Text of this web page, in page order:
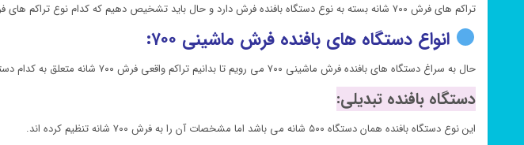
تراکم های فرش ۷۰۰ شانه بسته به نوع دستگاه بافنده فرش دارد و حال باید تشخیص دهیم که کدام نوع تراکم های فرش ماشینی ۷۰۰ شانه واقعی می باشد.
انواع دستگاه های بافنده فرش ماشینی ۷۰۰:
حال به سراغ دستگاه های بافنده فرش ماشینی ۷۰۰ می رویم تا بدانیم تراکم واقعی فرش ۷۰۰ شانه متعلق به کدام دستگاه است
دستگاه بافنده تبدیلی:
این نوع دستگاه بافنده همان دستگاه ۵۰۰ شانه می باشد اما مشخصات آن را به فرش ۷۰۰ شانه تنظیم کرده اند.